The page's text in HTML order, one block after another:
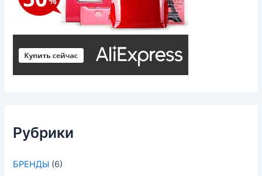
Рубрики
БРЕНДЫ (6)